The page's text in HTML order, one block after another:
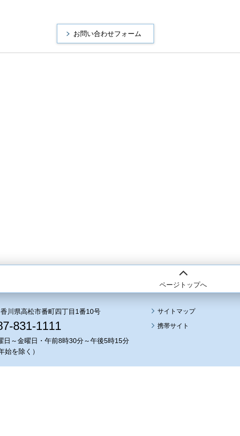
ページトップへ
川県高松市番町四丁目1番10号
831-1111
日～金曜日・午前8時30分～午後5時15分
始を除く）
サイトマップ
携帯サイト